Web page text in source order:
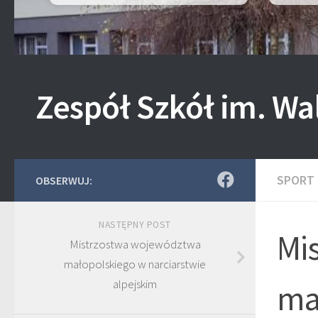
Zespół Szkół im.
SPORT
OBSERWUJ:
NASTĘPNY POST
Mistrzostwa województwa
małopolskiego w narciarstwie
alpejskim